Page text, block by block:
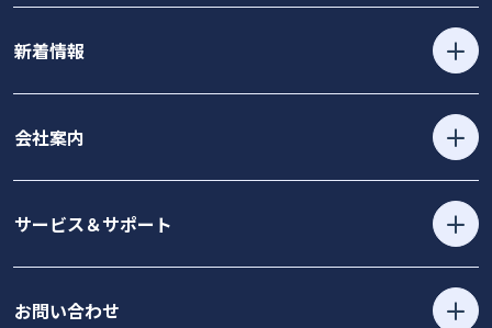
新着情報
会社案内
サービス＆サポート
お問い合わせ